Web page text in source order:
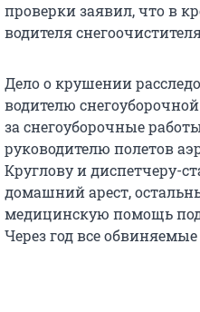
проверки заявил, что в
водителя
Дело о крушении
водителю
за снегоуборочные
руководителю полетов
Круглову и диспетчеру-
домашний арест,
медицинскую помощь
Через год все